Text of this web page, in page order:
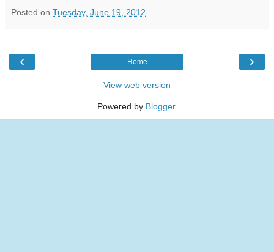
Posted on Tuesday, June 19, 2012
‹ ›
Home
View web version
Powered by Blogger.